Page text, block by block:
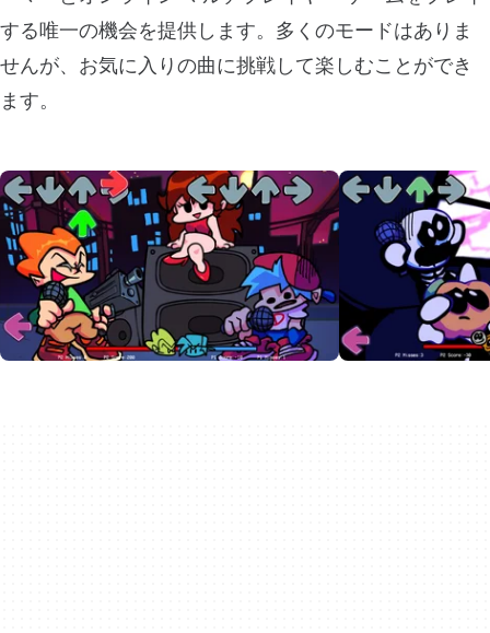
する唯一の機会を提供します。多くのモードはありま
せんが、お気に入りの曲に挑戦して楽しむことができ
ます。